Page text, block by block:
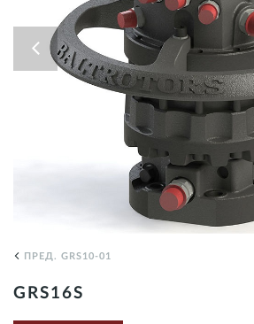
ПРЕД. GRS10-01
GRS16S